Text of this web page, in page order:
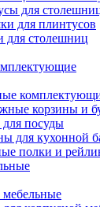
для
для плинтусов
для столешниц
корзины и
посуды
для кухонной
полки и